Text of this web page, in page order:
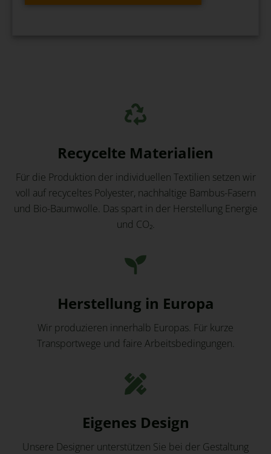
Recycelte Materialien
Für die Produktion der individuellen Textilien setzen wir
voll auf recyceltes Polyester, nachhaltige Bambus-Fasern
und Bio-Baumwolle. Das spart in der Herstellung Energie
und CO₂.
Herstellung in Europa
Wir produzieren innerhalb Europas. Für kurze
Transportwege und faire Arbeitsbedingungen.
Eigenes Design
Unsere Designer unterstützen Sie bei der Gestaltung